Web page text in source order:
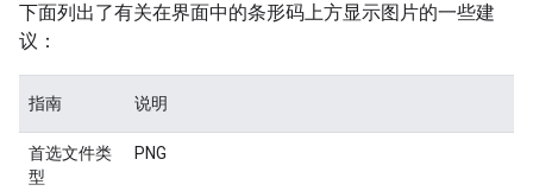
下面列出了有关在界面中的条形码上方显示图片的一些建
议：
指南 说明
首选文件类
型
PNG